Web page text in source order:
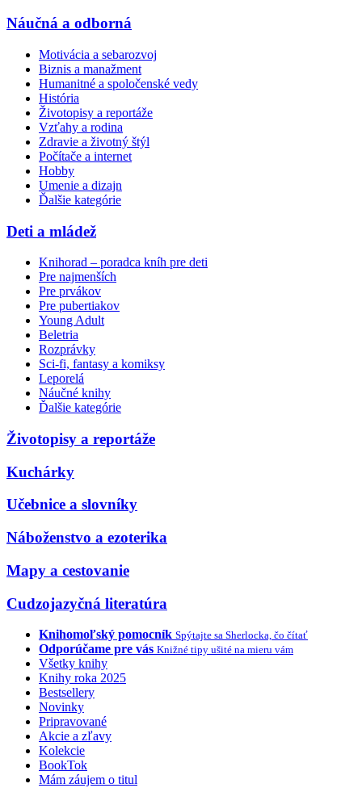
Náučná a odborná
Motivácia a sebarozvoj
Biznis a manažment
Humanitné a spoločenské vedy
História
Životopisy a reportáže
Vzťahy a rodina
Zdravie a životný štýl
Počítače a internet
Hobby
Umenie a dizajn
Ďalšie kategórie
Deti a mládež
Knihorad – poradca kníh pre deti
Pre najmenších
Pre prvákov
Pre pubertiakov
Young Adult
Beletria
Rozprávky
Sci-fi, fantasy a komiksy
Leporelá
Náučné knihy
Ďalšie kategórie
Životopisy a reportáže
Kuchárky
Učebnice a slovníky
Náboženstvo a ezoterika
Mapy a cestovanie
Cudzojazyčná literatúra
Knihomoľský pomocník Spýtajte sa Sherlocka, čo čítať
Odporúčame pre vás Knižné tipy ušité na mieru vám
Všetky knihy
Knihy roka 2025
Bestsellery
Novinky
Pripravované
Akcie a zľavy
Kolekcie
BookTok
Mám záujem o titul